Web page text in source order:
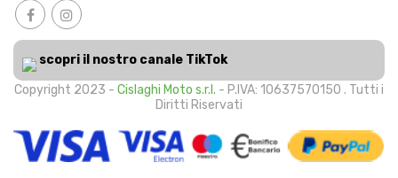
scopri il nostro canale TikTok
Copyright 2023 - Cislaghi Moto s.r.l. - P.IVA: 10637570150 . Tutti i
Diritti Riservati